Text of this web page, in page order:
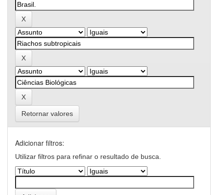
Retornar valores
Adicionar filtros:
Utilizar filtros para refinar o resultado de busca.